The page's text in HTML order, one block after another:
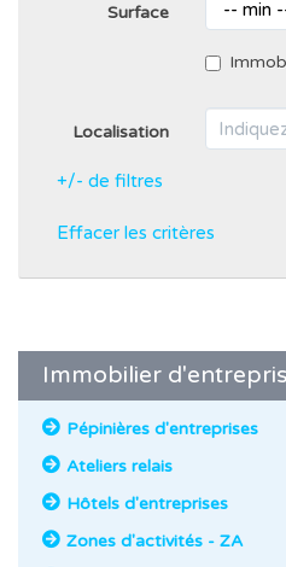
Surface
Localisation
+/- de filtres
Effacer les critères
Immobilier
Pépinières d'entreprises
Ateliers relais
Hôtels d'entreprises
Zones d'activités - ZA